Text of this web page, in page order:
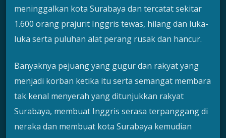
meninggalkan kota Surabaya dan tercatat sekitar
1.600 orang prajurit Inggris tewas, hilang dan luka-
luka serta puluhan alat perang rusak dan hancur.
Banyaknya pejuang yang gugur dan rakyat yang
menjadi korban ketika itu serta semangat membara
tak kenal menyerah yang ditunjukkan rakyat
Surabaya, membuat Inggris serasa terpanggang di
neraka dan membuat kota Surabaya kemudian